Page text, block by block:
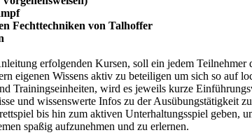
Fechttechniken von Talhoffer
erfolgenden Kursen, soll ein jedem
eigenen Wissens aktiv zu beteiligen um sich so auf
Trainingseinheiten, wird es jeweils kurze
und wissenswerte Infos zu der Ausübungstätigkeit
bis hin zum aktiven Unterhaltungsspiel geben,
spaßig aufzunehmen und zu erlernen.